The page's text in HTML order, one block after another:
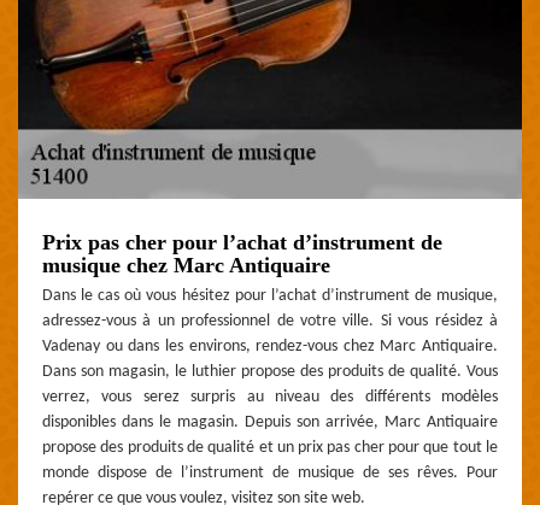
Prix pas cher pour l’achat d’instrument de
musique chez Marc Antiquaire
Dans le cas où vous hésitez pour l’achat d’instrument de musique,
adressez-vous à un professionnel de votre ville. Si vous résidez à
Vadenay ou dans les environs, rendez-vous chez Marc Antiquaire.
Dans son magasin, le luthier propose des produits de qualité. Vous
verrez, vous serez surpris au niveau des différents modèles
disponibles dans le magasin. Depuis son arrivée, Marc Antiquaire
propose des produits de qualité et un prix pas cher pour que tout le
monde dispose de l’instrument de musique de ses rêves. Pour
repérer ce que vous voulez, visitez son site web.